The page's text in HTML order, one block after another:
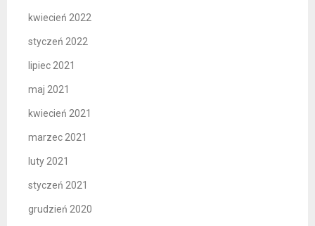
kwiecień 2022
styczeń 2022
lipiec 2021
maj 2021
kwiecień 2021
marzec 2021
luty 2021
styczeń 2021
grudzień 2020